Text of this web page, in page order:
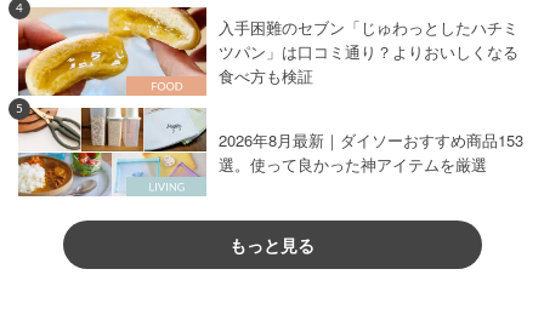
4
入手困難のセブン「じゅわっとしたハチミ
ツパン」は口コミ通り？よりおいしくなる
食べ方も検証
5
2026年8月最新｜ダイソーおすすめ商品153
選。使って良かった神アイテムを厳選
もっと見る